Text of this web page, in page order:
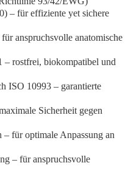
– für effiziente yet sichere
anspruchsvolle anatomische
rostfrei, biokompatibel und
ISO 10993 – garantierte
Sicherheit gegen
für optimale Anpassung an
– für anspruchsvolle